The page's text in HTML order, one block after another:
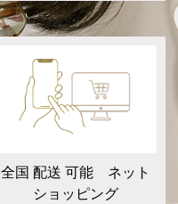
全国 配送 可能 ネット
ショッピング